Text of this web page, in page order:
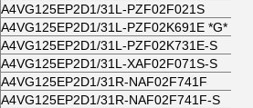
A4VG125EP2D1/31L-PZF02F021S
A4VG125EP2D1/31L-PZF02K691E *G*
A4VG125EP2D1/31L-PZF02K731E-S
A4VG125EP2D1/31L-XAF02F071S-S
A4VG125EP2D1/31R-NAF02F741F
A4VG125EP2D1/31R-NAF02F741F-S